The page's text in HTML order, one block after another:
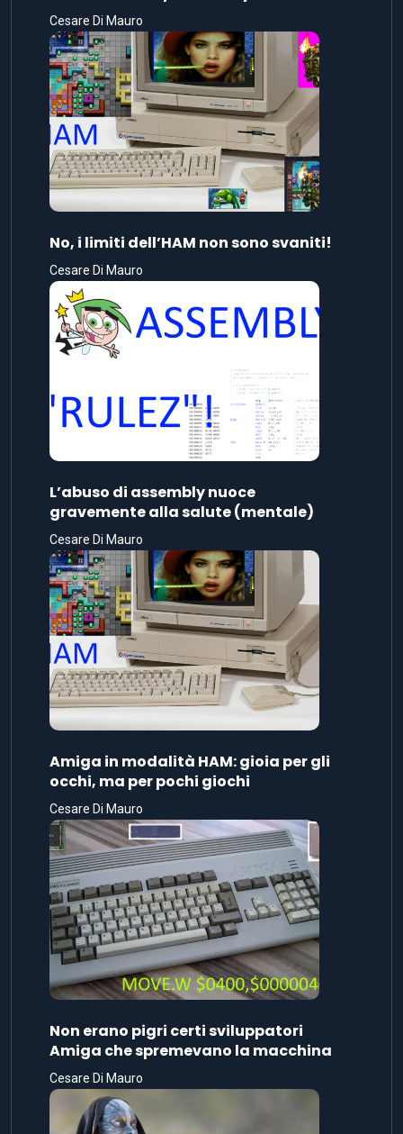
Cesare Di Mauro
No, i limiti dell’HAM non sono svaniti!
Cesare Di Mauro
L’abuso di assembly nuoce
gravemente alla salute (mentale)
Cesare Di Mauro
Amiga in modalità HAM: gioia per gli
occhi, ma per pochi giochi
Cesare Di Mauro
Non erano pigri certi sviluppatori
Amiga che spremevano la macchina
Cesare Di Mauro